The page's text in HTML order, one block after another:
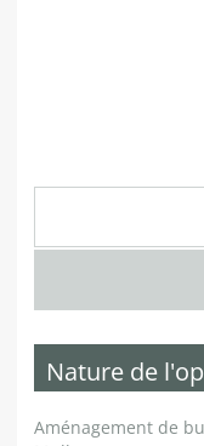
Nature de
Aménagement de